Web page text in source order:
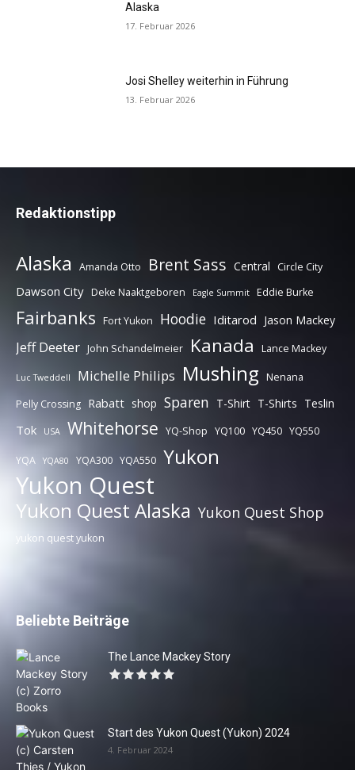
Alaska
17. Februar 2026
Josi Shelley weiterhin in Führung
13. Februar 2026
Redaktionstipp
Alaska Amanda Otto Brent Sass Central Circle City
Dawson City Deke Naaktgeboren Eagle Summit Eddie Burke
Fairbanks Fort Yukon Hoodie Iditarod Jason Mackey
Jeff Deeter John Schandelmeier Kanada Lance Mackey
Luc Tweddell Michelle Philips Mushing Nenana
Pelly Crossing Rabatt shop Sparen T-Shirt T-Shirts Teslin
Tok USA Whitehorse YQ-Shop YQ100 YQ450 YQ550
YQA YQA80 YQA300 YQA550 Yukon
Yukon Quest
Yukon Quest Alaska Yukon Quest Shop
yukon quest yukon
Beliebte Beiträge
The Lance Mackey Story
Start des Yukon Quest (Yukon) 2024
4. Februar 2024